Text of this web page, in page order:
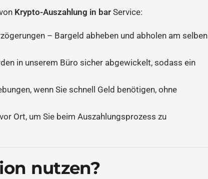
Krypto-Auszahlung in bar Service:
– Bargeld abheben und abholen am selben
in unserem Büro sicher abgewickelt, sodass ein
wenn Sie schnell Geld benötigen, ohne
Ort, um Sie beim Auszahlungsprozess zu
nutzen?